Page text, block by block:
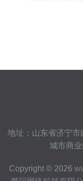
地址：山东省济宁
城市商
Copyright © 2026